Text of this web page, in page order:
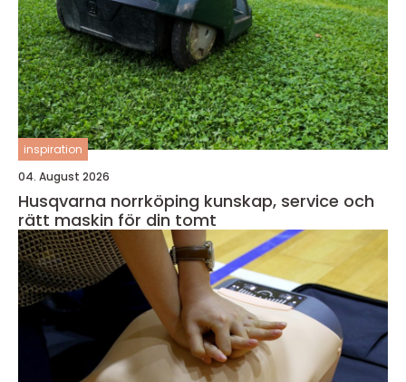
inspiration
04. August 2026
Husqvarna norrköping kunskap, service och
rätt maskin för din tomt